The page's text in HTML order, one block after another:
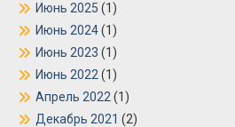
Июнь 2025 (1)
Июнь 2024(1)
Июнь 2023 (1)
Июнь 2022 (1)
Апрель 2022 (1)
Декабрь 2021 (2)